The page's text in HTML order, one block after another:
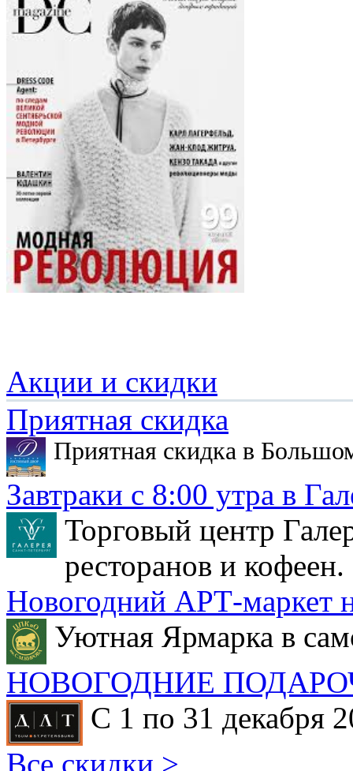
Акции и скидки
Приятная скидка
Приятная скидка в
Завтраки с 8:00 утра в
Торговый центр
ресторанов и кофеен.
Новогодний АРТ-маркет
Уютная Ярмарка в
НОВОГОДНИЕ
С 1 по 31 декабря
Все скидки >